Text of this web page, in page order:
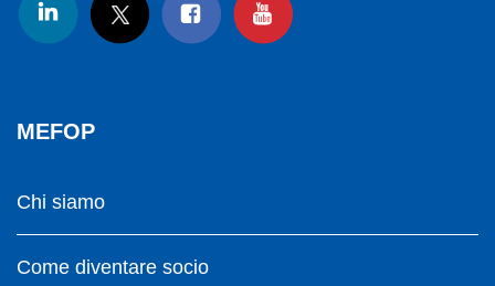
MEFOP
Chi siamo
Come diventare socio